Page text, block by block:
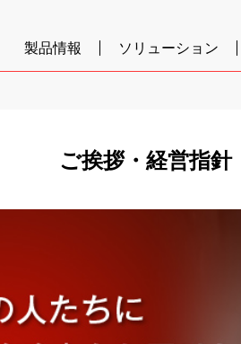
製品情報 ソリューション
ご挨拶・経営指針